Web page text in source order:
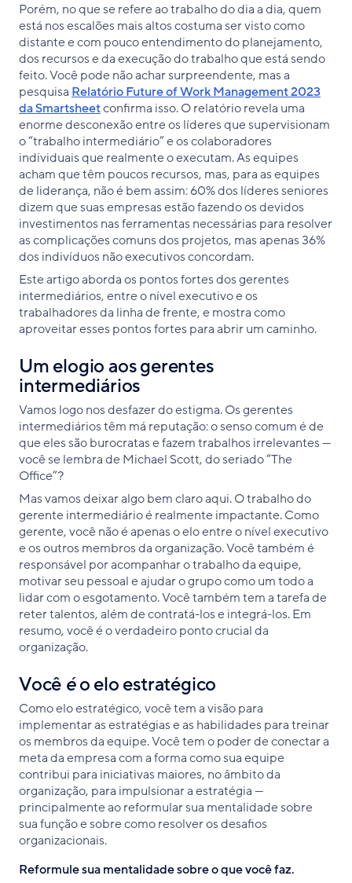
Porém, no que se refere ao trabalho do dia a dia, quem
está nos escalões mais altos costuma ser visto como
distante e com pouco entendimento do planejamento,
dos recursos e da execução do trabalho que está sendo
feito. Você pode não achar surpreendente, mas a
pesquisa Relatório Future of Work Management 2023
da Smartsheetconfirma isso. O relatório revela uma
enorme desconexão entre os líderes que supervisionam
o “trabalho intermediário” e os colaboradores
individuais que realmente o executam. As equipes
acham que têm poucos recursos, mas, para as equipes
de liderança, não é bem assim: 60% dos líderes seniores
dizem que suas empresas estão fazendo os devidos
investimentos nas ferramentas necessárias para resolver
as complicações comuns dos projetos, mas apenas 36%
dos indivíduos não executivos concordam.
Este artigo aborda os pontos fortes dos gerentes
intermediários, entre o nível executivo e os
trabalhadores da linha de frente, e mostra como
aproveitar esses pontos fortes para abrir um caminho.
Um elogio aos gerentes
intermediários
Vamos logo nos desfazer do estigma. Os gerentes
intermediários têm má reputação: o senso comum é de
que eles são burocratas e fazem trabalhos irrelevantes —
você se lembra de Michael Scott, do seriado “The
Office”?
Mas vamos deixar algo bem claro aqui. O trabalho do
gerente intermediário é realmente impactante. Como
gerente, você não é apenas o elo entre o nível executivo
e os outros membros da organização. Você também é
responsável por acompanhar o trabalho da equipe,
motivar seu pessoal e ajudar o grupo como um todo a
lidar com o esgotamento. Você também tem a tarefa de
reter talentos, além de contratá-los e integrá-los. Em
resumo, você é o verdadeiro ponto crucial da
organização.
Você éo elo estratégico
Como elo estratégico, você tem a visão para
implementar as estratégias e as habilidades para treinar
os membros da equipe. Você tem o poder de conectar a
meta da empresa com a forma como sua equipe
contribui para iniciativas maiores, no âmbito da
organização, para impulsionar a estratégia —
principalmente ao reformular sua mentalidade sobre
sua função e sobre como resolver os desafios
organizacionais.
Reformule sua mentalidade sobre o que você faz.